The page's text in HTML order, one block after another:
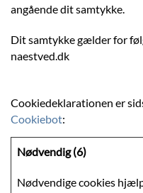
angående dit samtykke.
Dit samtykke gælder for
naestved.dk
Cookiedeklarationen er
Cookiebot:
Nødvendig (6)
Nødvendige cookies